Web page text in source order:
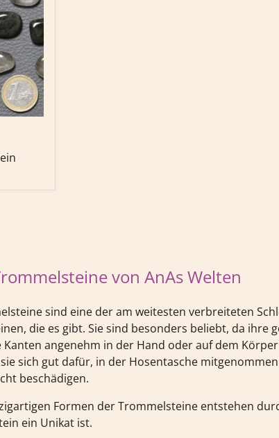
von AnAs Welten
sind eine der am weitesten verbreiteten
die es gibt. Sie sind besonders beliebt, da ihre
Kanten angenehm in der Hand oder auf dem
sich gut dafür, in der Hosentasche
beschädigen.
Formen der Trommelsteine entstehen
ein Unikat ist.